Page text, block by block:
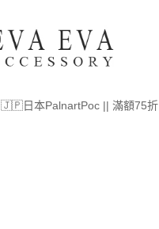
🇯🇵日本PalnartPoc || 滿額75折